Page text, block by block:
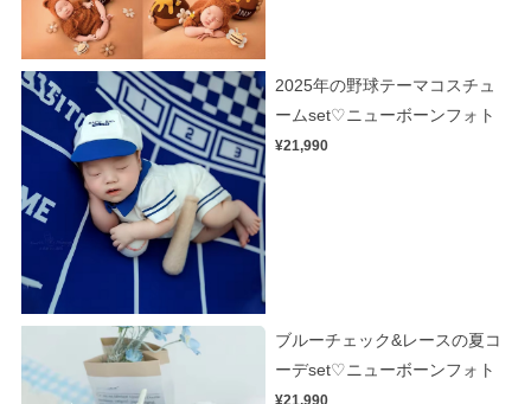
2025年の野球テーマコスチュ
ームset♡ニューボーンフォト
¥21,990
ブルーチェック&レースの夏コ
ーデset♡ニューボーンフォト